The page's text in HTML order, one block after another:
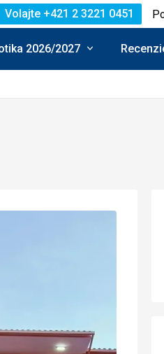
Volajte +421 2 3221 0451
2026/2027